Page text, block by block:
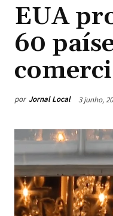
EUA
60
por Jornal Local 3 junho,